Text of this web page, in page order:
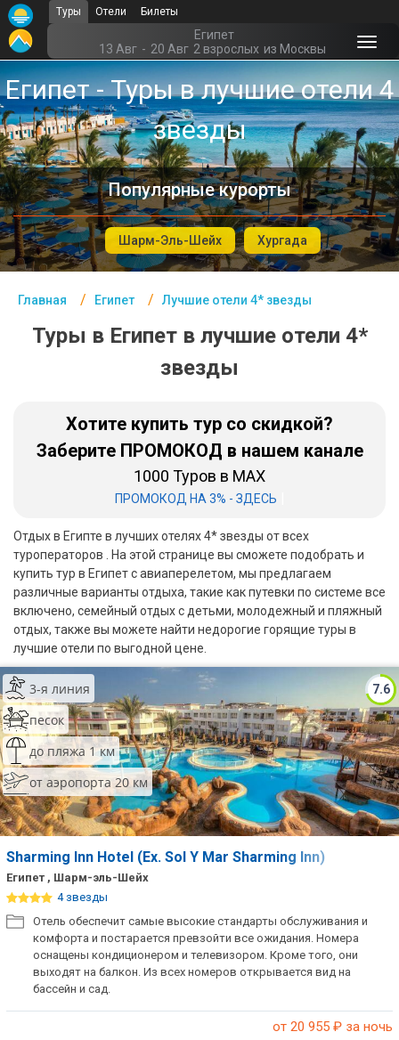
Туры Отели Билеты
Египет
13 Авг - 20 Авг 2 взрослых из Москвы
Египет - Туры в лучшие отели 4
звезды
Популярные курорты
Шарм-Эль-Шейх Хургада
Главная Египет Лучшие отели 4* звезды
Туры в Египет в лучшие отели 4*
звезды
Хотите купить тур со скидкой?
Заберите ПРОМОКОД в нашем канале
1000 Туров в MAX
ПРОМОКОД НА 3% - ЗДЕСЬ
Отдых в Египте в лучших отелях 4* звезды от всех
туроператоров . На этой странице вы сможете подобрать и
купить тур в Египет с авиаперелетом, мы предлагаем
различные варианты отдыха, такие как путевки по системе все
включено, семейный отдых с детьми, молодежный и пляжный
отдых, также вы можете найти недорогие горящие туры в
лучшие отели по выгодной цене.
7.6
3-я линия
песок
до пляжа 1 км
от аэропорта 20 км
Sharming Inn Hotel (Ex. Sol Y Mar Sharming Inn)
Египет , Шарм-эль-Шейх
4 звезды
Отель обеспечит самые высокие стандарты обслуживания и
комфорта и постарается превзойти все ожидания. Номера
оснащены кондиционером и телевизором. Кроме того, они
выходят на балкон. Из всех номеров открывается вид на
бассейн и сад.
от 20 955 ₽ за ночь
Главная
Египет - Курорты
Офис г. Москва
Помощь
Подборки отелей
Турция
Таиланд
Египет
Северный Гоа
Южный Гоа
Занзибар
Абхазия
Большой Сочи
Кав Мин Воды
Экскурсионные туры
VIP отели 5 звезд
ТОП 10 лучших отелей 5*
ТОП 10 недорогих отелей
5*
Лучшие отели 4* звезды
Недорогие отели 4*
звезды